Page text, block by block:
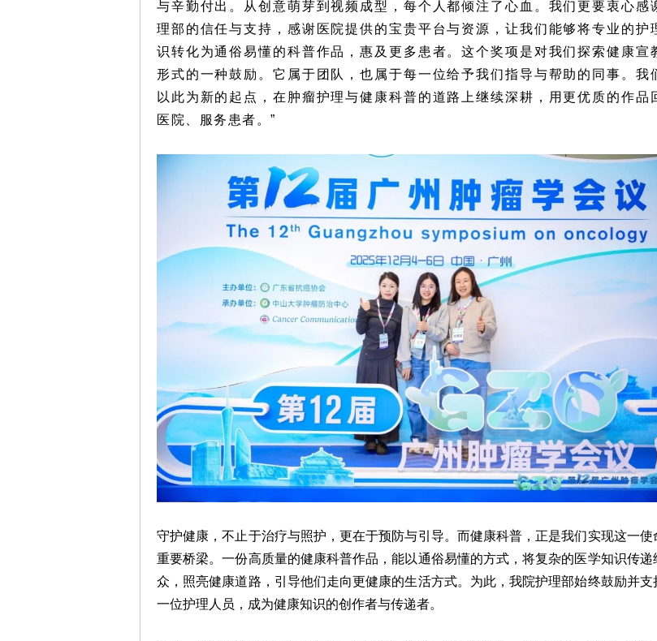
与辛勤付出。从创意萌芽到视频成型，每个人都倾注了心血。我们更要衷心感
理部的信任与支持，感谢医院提供的宝贵平台与资源，让我们能够将专业的护
识转化为通俗易懂的科普作品，惠及更多患者。这个奖项是对我们探索健康宣
形式的一种鼓励。它属于团队，也属于每一位给予我们指导与帮助的同事。我
以此为新的起点，在肿瘤护理与健康科普的道路上继续深耕，用更优质的作品
医院、服务患者。”
守护健康，不止于治疗与照护，更在于预防与引导。而健康科普，正是我们实现这一使
重要桥梁。一份高质量的健康科普作品，能以通俗易懂的方式，将复杂的医学知识传递
众，照亮健康道路，引导他们走向更健康的生活方式。 为此，我院护理部始终鼓励并支
一位护理人员，成为健康知识的创作者与传递者。